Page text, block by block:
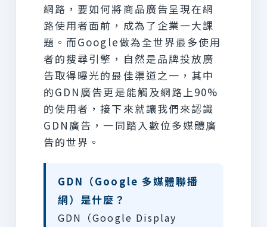
網路，要如何將商品廣告呈現在網
路使用者面前，成為了企業一大課
題。而Google做為全世界最多使用
者的搜尋引擎，自然是品牌投放廣
告取得曝光的最佳渠道之一，其中
的GDN廣告更是能觸及網路上90%
的使用者，接下來就讓我們來認識
GDN廣告，一同踏入數位多媒體廣
告的世界。
GDN（Google 多媒體聯播
網）是什麼？
GDN（Google Display